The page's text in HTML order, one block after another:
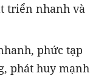
triển nhanh và
phức tạp
phát huy mạnh